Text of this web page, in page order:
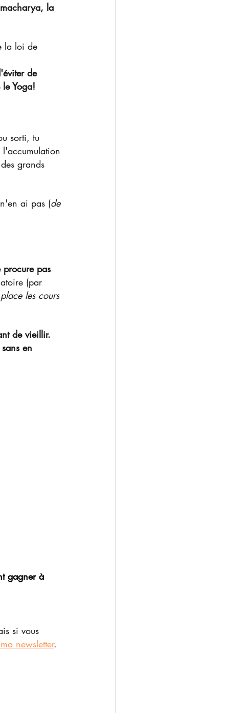
la
la loi de
de
Yoga!
sorti, tu
grands
ai pas (de
pas
(par
les cours
de vieillir.
en
gagner à
si vous
newsletter.